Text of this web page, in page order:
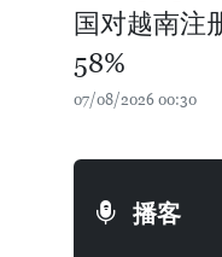
国对越南注
58%
07/08/2026 00:30
播客